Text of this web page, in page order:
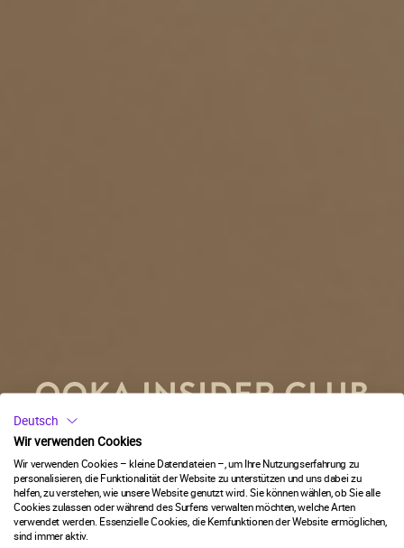
DU MUSST MINDESTENS 18 JAHRE ALT SEIN, UM AUF
DIE WEBSITE ZUGREIFEN ZU KÖNNEN.
Deutsch
Wir verwenden Cookies
Wir verwenden Cookies – kleine Datendateien –, um Ihre Nutzungserfahrung zu
personalisieren, die Funktionalität der Website zu unterstützen und uns dabei zu
helfen, zu verstehen, wie unsere Website genutzt wird. Sie können wählen, ob Sie alle
Cookies zulassen oder während des Surfens verwalten möchten, welche Arten
verwendet werden. Essenzielle Cookies, die Kernfunktionen der Website ermöglichen,
sind immer aktiv.
58
58
minutes
:42
seconds